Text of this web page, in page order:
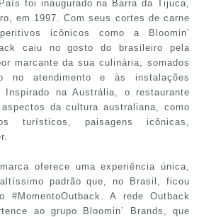
foi inaugurado na Barra da Tijuca,
em 1997. Com seus cortes de carne
icônicos como a Bloomin’
caiu no gosto do brasileiro pela
marcante da sua culinária, somados
no atendimento e às instalações
Inspirado na Austrália, o restaurante
da cultura australiana, como
turísticos, paisagens icônicas,
oferece uma experiência única,
padrão que, no Brasil, ficou
#MomentoOutback. A rede Outback
ao grupo Bloomin’ Brands, que